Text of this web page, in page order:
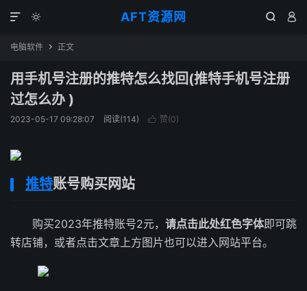
AFT资源网
  

电脑软件  正文
用手机号注册的推特怎么找回(推特手机号注册
过怎么办 )
2023-05-17 09:28:07 阅读(114)  赞(0)
推特账号购买网站
购买2023年推特账号2元， 请点击此处红色字体即可跳
转店铺，或者点击文章上方图片也可以进入网站平台。